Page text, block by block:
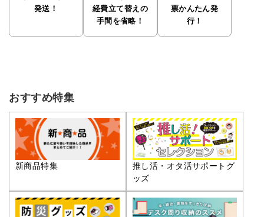
発送！
経費立て替えの
手間を省略！
票かんたん発
行！
おすすめ特集
新商品特集
推し活・オタ活サポートグ
ッズ